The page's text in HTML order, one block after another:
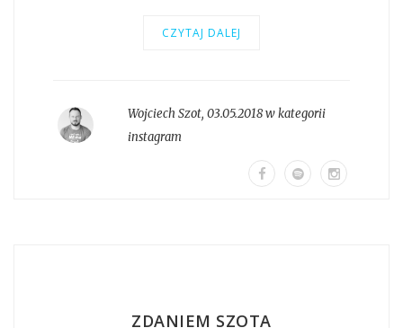
CZYTAJ DALEJ
Wojciech Szot, 03.05.2018 w kategorii
instagram
ZDANIEM SZOTA